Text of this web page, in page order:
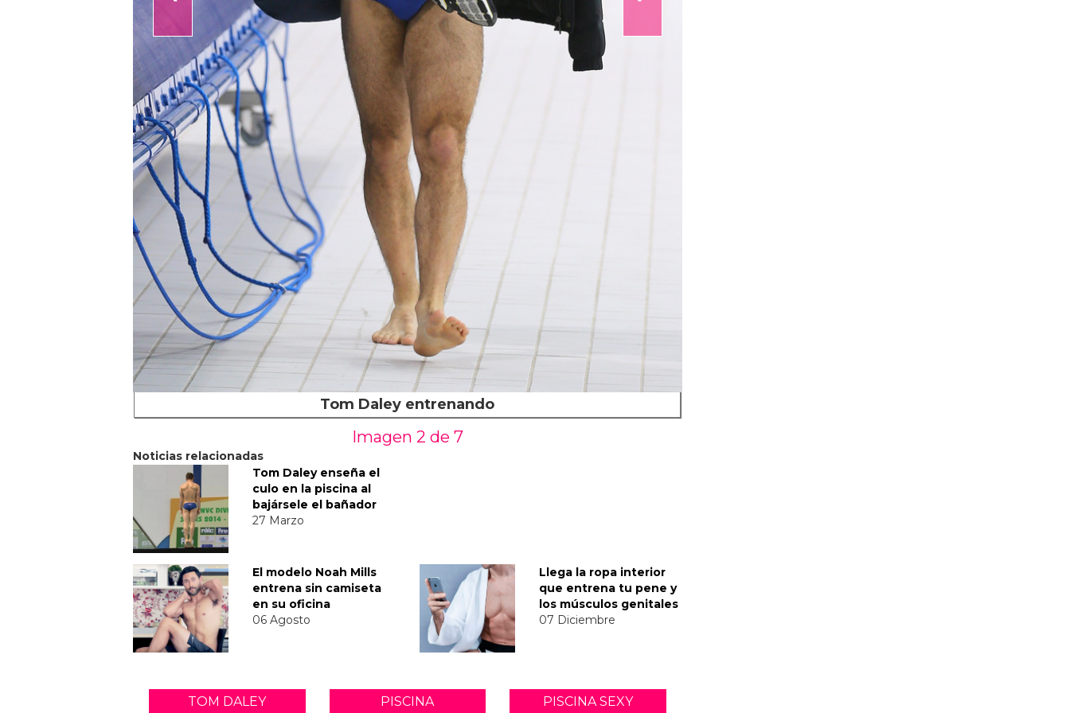
Tom Daley entrenando
Imagen 2 de 7
Noticias relacionadas
Tom Daley enseña el
culo en la piscina al
bajársele el bañador
27 Marzo
El modelo Noah Mills
entrena sin camiseta
en su oficina
06 Agosto
Llega la ropa interior
que entrena tu pene y
los músculos genitales
07 Diciembre
TOM DALEY PISCINA
PISCINA SEXY